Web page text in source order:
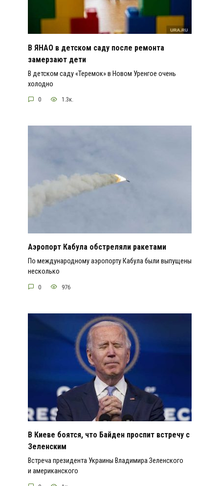
В ЯНАО в детском саду после ремонта
замерзают дети
В детском саду «Теремок» в Новом Уренгое очень
холодно
0 1.3к.
Аэропорт Кабула обстреляли ракетами
По международному аэропорту Кабула были выпущены
несколько
0 976
В Киеве боятся, что Байден проспит встречу с
Зеленским
Встреча президента Украины Владимира Зеленского
и американского